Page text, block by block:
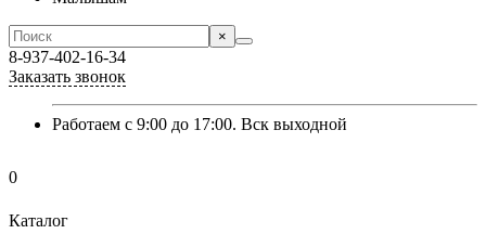
×
8-937-402-16-34
Заказать звонок
Работаем с 9:00 до 17:00. Вск выходной
0
Каталог